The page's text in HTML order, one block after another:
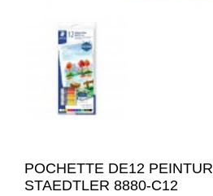
POCHETTE DE12
STAEDTLER 8880-C12